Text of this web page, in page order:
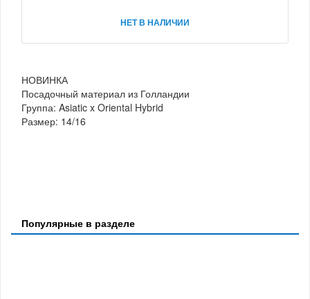
НЕТ В НАЛИЧИИ
НОВИНКА
Посадочный материал из Голландии
Группа: Asiatic x Oriental Hybrid
Размер: 14/16
Популярные в разделе